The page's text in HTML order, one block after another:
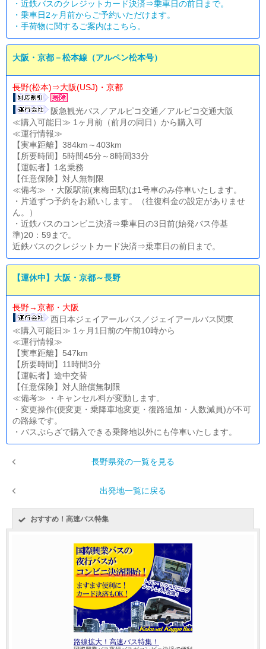
・近鉄バスのクレジットカード決済⇒乗車日の前日まで。
・乗車日2ヶ月前からご予約いただけます。
・ 手荷物に関するご案内はこちら。
大阪・京都－松本線（アルペン松本号）
長野(松本)⇒大阪(USJ)・京都
阪急観光バス／アルピコ交通／アルピコ交通大阪
≪購入可能日≫ 1ヶ月前（前月の同日）から購入可
≪運行情報≫
【実車距離】384km～403km
【所要時間】5時間45分～8時間33分
【運転者】1名乗務
【任意保険】対人無制限
≪備考≫ ・大阪駅前(東梅田駅)は1号車のみ停車いたします。
・片道ずつ予約をお願いします。（往復料金の設定がありませ
ん。）
・近鉄バスのコンビニ決済⇒乗車日の3日前(始発バス停基
準)20：59まで。
近鉄バスのクレジットカード決済⇒乗車日の前日まで。
【運休中】大阪・京都～長野
長野→京都・大阪
西日本ジェイアールバス／ジェイアールバス関東
≪購入可能日≫ 1ヶ月1日前の午前10時から
≪運行情報≫
【実車距離】547km
【所要時間】11時間3分
【運転者】途中交替
【任意保険】対人賠償無制限
≪備考≫ ・キャンセル料が変動します。
・変更操作(便変更・乗降車地変更・復路追加・人数減員)が不可
の路線です。
・バスぷらざで購入できる乗降地以外にも停車いたします。
長野県発の一覧を見る
出発地一覧に戻る
おすすめ！高速バス特集
路線拡大！高速バス特集！